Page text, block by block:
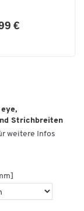
€
Strichbreiten
weitere Infos